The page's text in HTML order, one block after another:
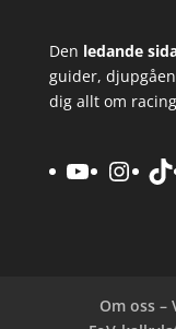
Den ledande
guider,
dig allt om
YouTube
Om oss –